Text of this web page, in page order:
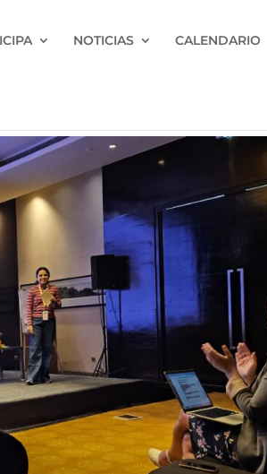
NOTICIAS CALENDARIO